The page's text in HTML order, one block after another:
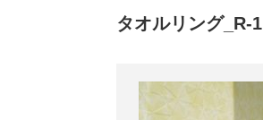
タオルリング_R-1